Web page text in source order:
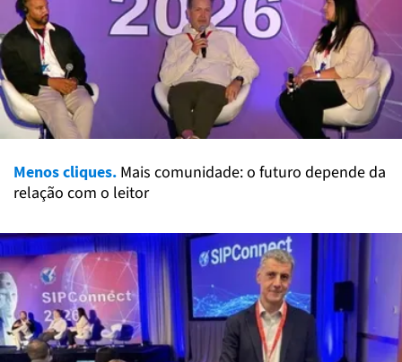
Menos cliques. Mais comunidade: o futuro depende da
relação com o leitor